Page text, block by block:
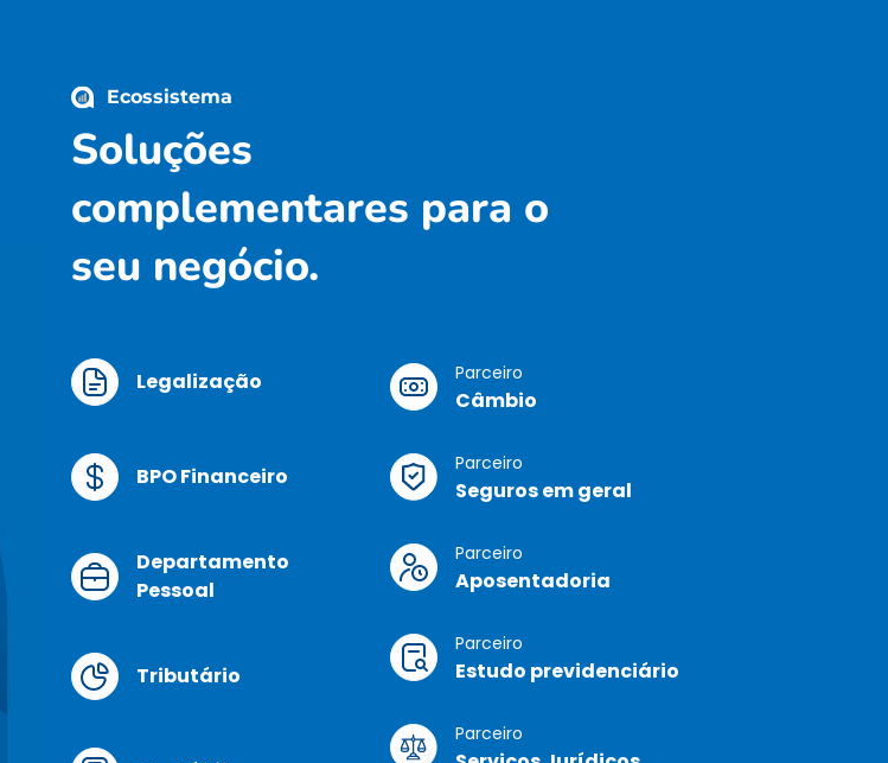
Ecossistema
Soluções
complementares para o
seu negócio.
Legalização
BPO Financeiro
Departamento
Pessoal
Tributário
Parceiro
Câmbio
Parceiro
Seguros em geral
Parceiro
Aposentadoria
Parceiro
Estudo previdenciário
Parceiro